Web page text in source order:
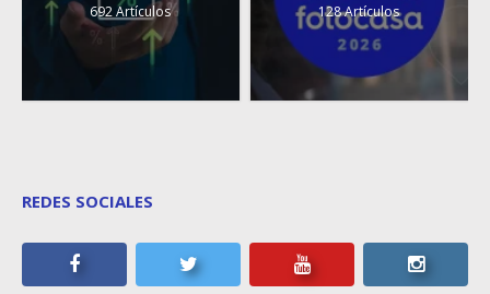
692 Artículos 128 Artículos
REDES SOCIALES